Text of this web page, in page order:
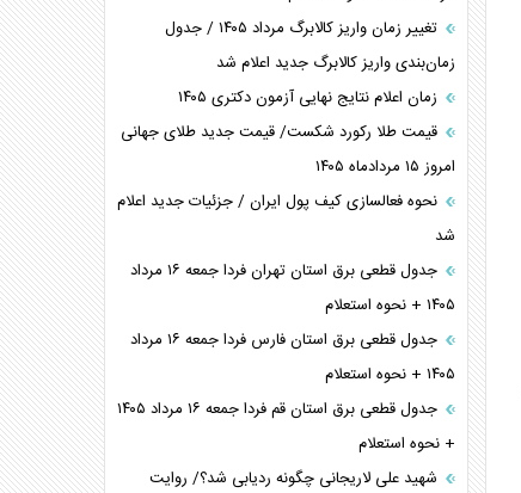
تغییر زمان واریز کالابرگ مرداد ۱۴۰۵ / جدول
زمان‌بندی واریز کالابرگ جدید اعلام شد
زمان اعلام نتایج نهایی آزمون دکتری ۱۴۰۵
قیمت طلا رکورد شکست/ قیمت جدید طلای جهانی
امروز ۱۵ مردادماه ۱۴۰۵
نحوه فعالسازی کیف پول ایران / جزئیات جدید اعلام
شد
جدول قطعی برق استان تهران فردا جمعه ۱۶ مرداد
۱۴۰۵ + نحوه استعلام
جدول قطعی برق استان فارس فردا جمعه ۱۶ مرداد
۱۴۰۵ + نحوه استعلام
جدول قطعی برق استان قم فردا جمعه ۱۶ مرداد ۱۴۰۵
+ نحوه استعلام
شهید علی لاریجانی چگونه ردیابی شد؟/ روایت